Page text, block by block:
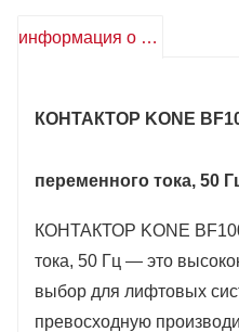
запасные части,
линия, включая
д.), Южная Америка,
информация о продукте
КОНТАКТОР KONE
переменного тока, 50
КОНТАКТОР KONE
тока, 50 Гц — это
выбор для лифтовых
превосходную